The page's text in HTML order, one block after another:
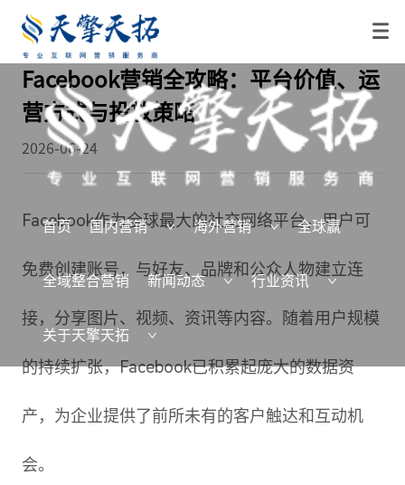
首页 国内营销 海外营销 全球赢
全域整合营销 新闻动态 行业资讯
关于天擎天拓
Facebook营销全攻略：平台价值、运
营方式与投放策略
2026-06-24
Facebook作为全球最大的社交网络平台，用户可
免费创建账号，与好友、品牌和公众人物建立连
接，分享图片、视频、资讯等内容。随着用户规模
的持续扩张，Facebook已积累起庞大的数据资
产，为企业提供了前所未有的客户触达和互动机
会。